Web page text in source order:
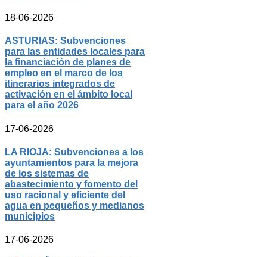
18-06-2026
ASTURIAS: Subvenciones
para las entidades locales para
la financiación de planes de
empleo en el marco de los
itinerarios integrados de
activación en el ámbito local
para el año 2026
17-06-2026
LA RIOJA: Subvenciones a los
ayuntamientos para la mejora
de los sistemas de
abastecimiento y fomento del
uso racional y eficiente del
agua en pequeños y medianos
municipios
17-06-2026